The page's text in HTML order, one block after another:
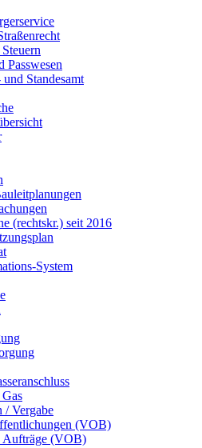
Passwesen
Standesamt
(rechtskr.) seit 2016
System
/ Vergabe
(VOB)
Aufträge (VOB)